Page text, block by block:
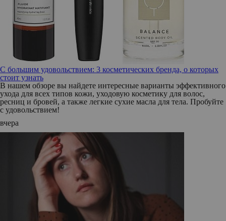
С большим удовольствием: 3 косметических бренда, о которых
стоит узнать
В нашем обзоре вы найдете интересные варианты эффективного
ухода для всех типов кожи, уходовую косметику для волос,
ресниц и бровей, а также легкие сухие масла для тела. Пробуйте
с удовольствием!
вчера